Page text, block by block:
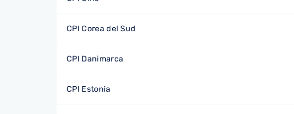
CPI Corea del Sud
CPI Danimarca
CPI Estonia